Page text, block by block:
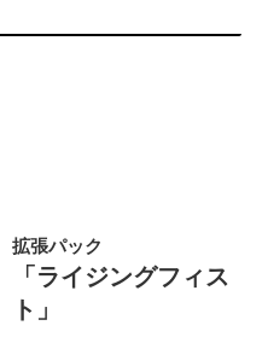
拡張パック
「ライジングフィス
ト」